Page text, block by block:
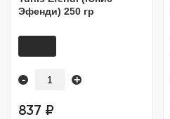
Эфенди) 250 гр
- +
837 ₽